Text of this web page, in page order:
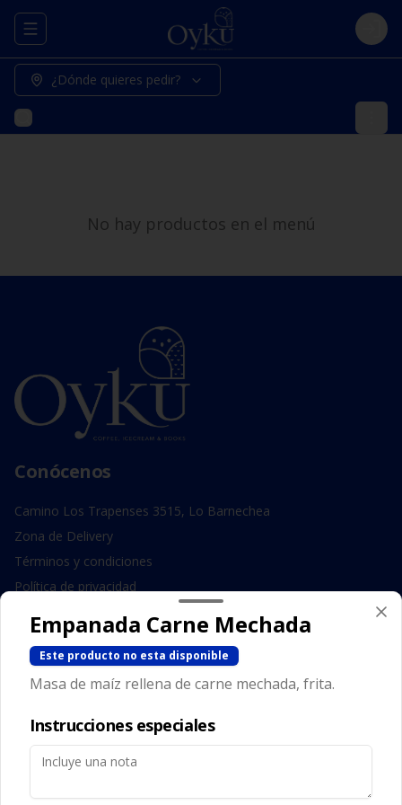
Abrir menu de navegación Login
¿Dónde quieres pedir?
No hay productos en el menú
Conócenos
Camino Los Trapenses 3515, Lo Barnechea
Zona de Delivery
Términos y condiciones
Política de privacidad
Redes sociales
Instagram
Facebook
Mi cuenta
Empanada Carne Mechada
Este producto no esta disponible
Masa de maíz rellena de carne mechada, frita.
Instrucciones especiales